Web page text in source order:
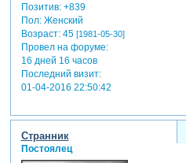
Позитив: +839
Пол:Женский
Возраст:45 [1981-05-30]
Провел на форуме:
16 дней 16 часов
Последний визит:
01-04-2016 22:50:42
Странник
Постоялец